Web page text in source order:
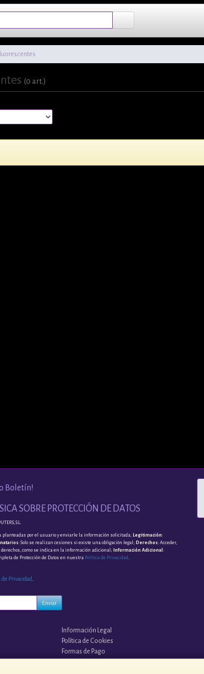
(0 art.)
Boletín!
SOBRE PROTECCIÓN DE DATOS
S.L.
planteadas por el usuario y enviarle la información solicitada; Legitimación:
: Solo se realizan cesiones si existe una obligación legal; Derechos: Acceder,
como se indica en la información adicional; Información Adicional :
de Protección de Datos en nuestra Política de Privacidad.
de Privacidad.
Enviar
Información Legal
Política de Cookies
Formas de Pago